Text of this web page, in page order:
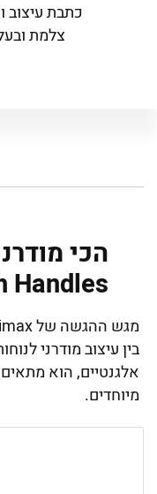
כתבת
צלמת
Handles
בין עיצוב מודרני
אלגנטיים, הוא מתאים
מיוחדים.